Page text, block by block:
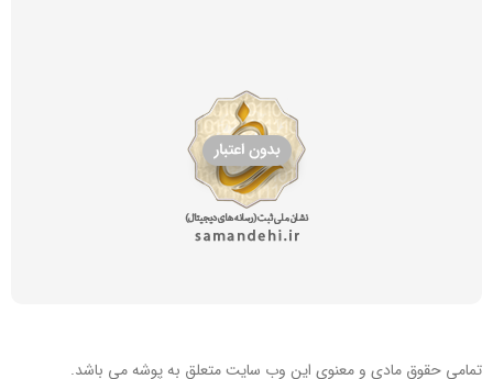
تمامی حقوق مادی و معنوی این وب سایتمتعلق به پوشه می باشد.